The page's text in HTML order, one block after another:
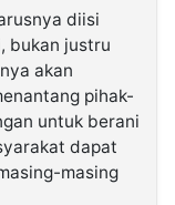
diisi
bukan justru
akan
pihak-
untuk berani
dapat
masing